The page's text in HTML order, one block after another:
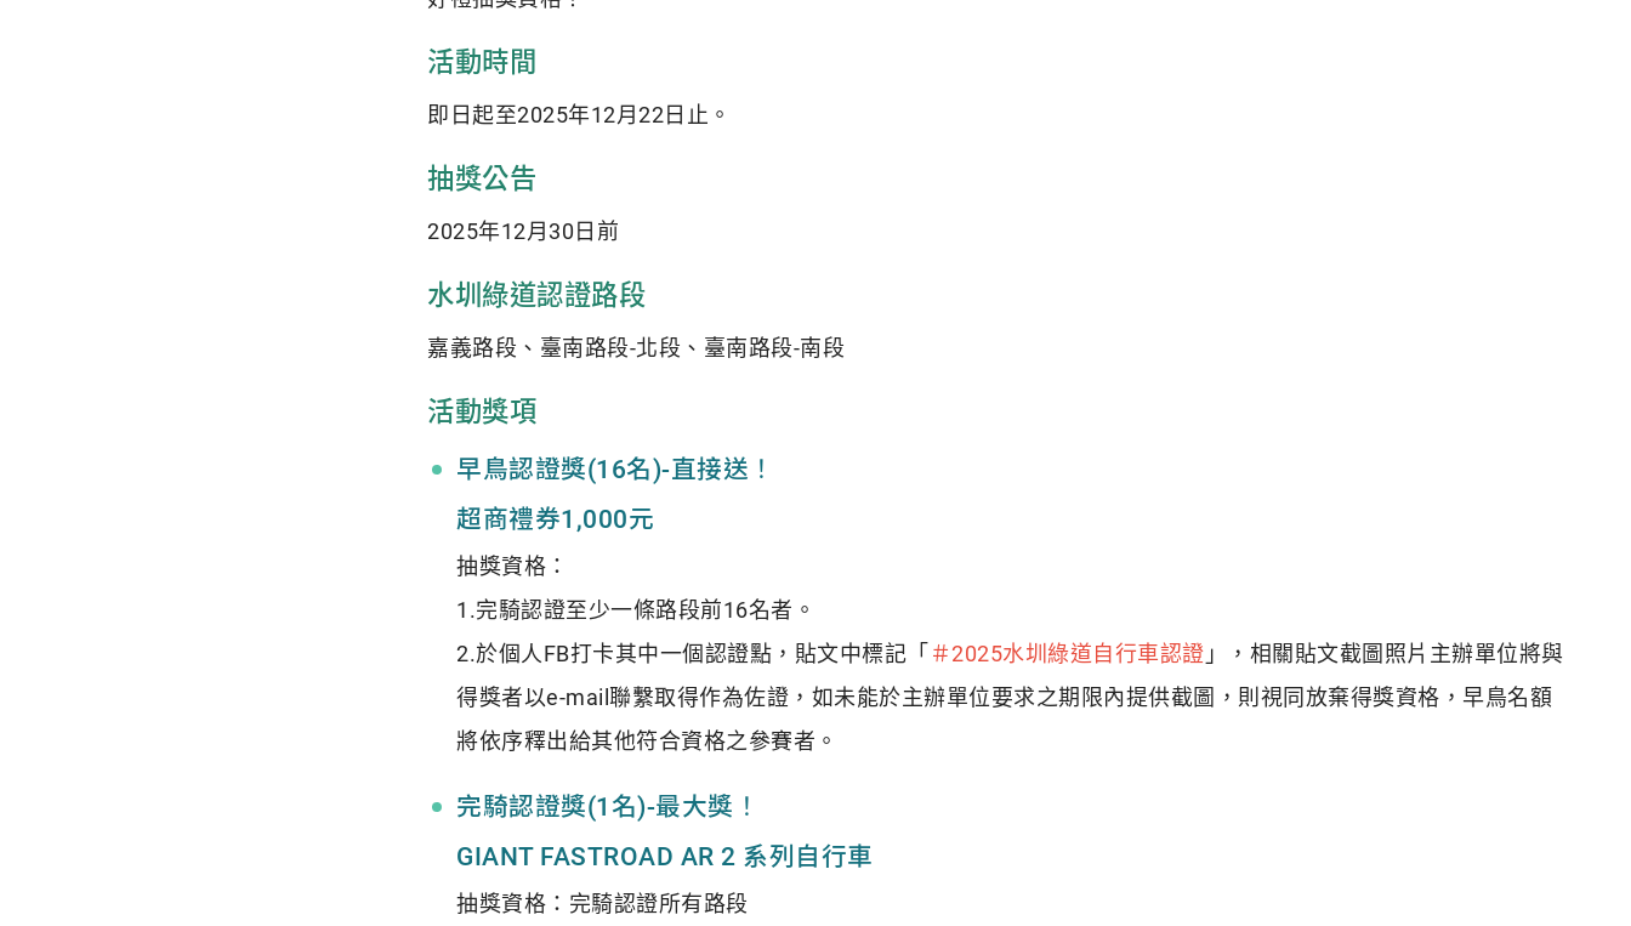
活動時間
即日起至2025年12月22日止。
抽獎公告
2025年12月30日前
水圳綠道認證路段
嘉義路段、臺南路段-北段、臺南路段-南段
活動獎項
早鳥認證獎(16名)-直接送！
超商禮券1,000元
抽獎資格：
1.完騎認證至少一條路段前16名者。
2.於個人FB打卡其中一個認證點，貼文中標記「 ＃2025水圳綠道自行車認證 」，相關貼文截圖照片主辦單位將與
得獎者以e-mail聯繫取得作為佐證，如未能於主辦單位要求之期限內提供截圖，則視同放棄得獎資格，早鳥名額
將依序釋出給其他符合資格之參賽者。
完騎認證獎(1名)-最大獎！
GIANT FASTROAD AR 2 系列自行車
抽獎資格：完騎認證所有路段